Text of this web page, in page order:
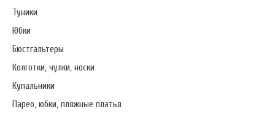
Туники
Юбки
Бюстгальтеры
Колготки, чулки, носки
Купальники
Парео, юбки, пляжные платья